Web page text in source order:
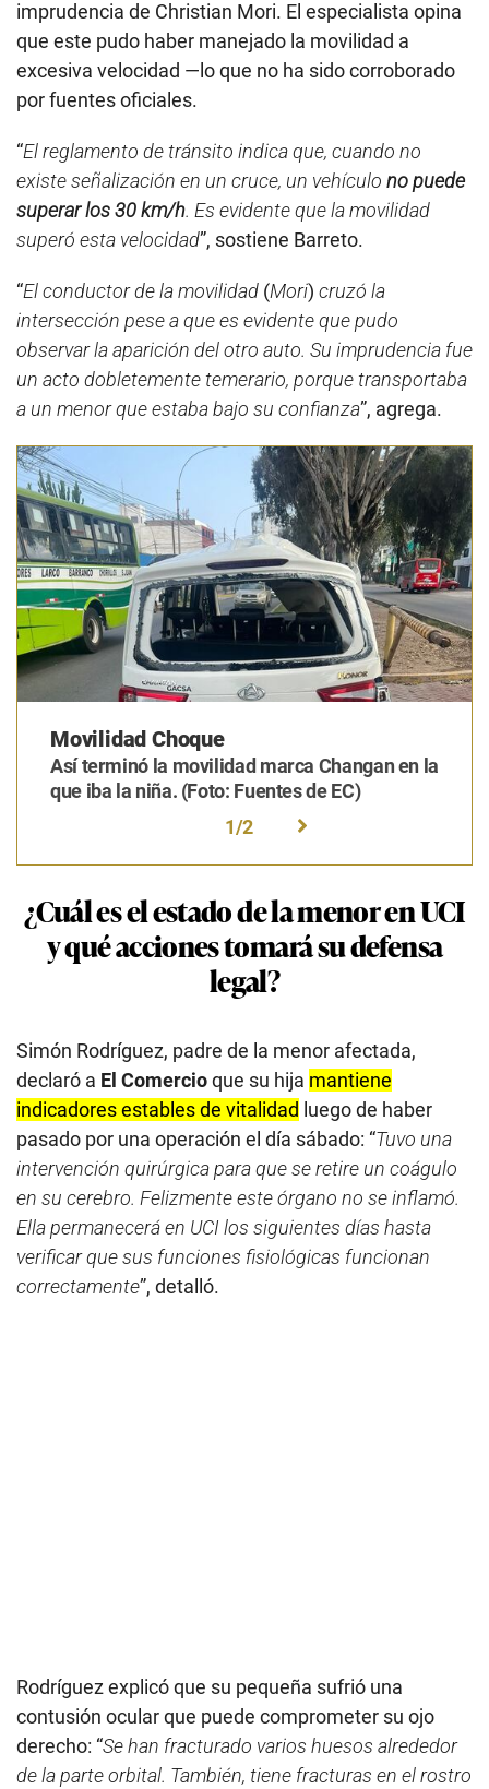
imprudencia de Christian Mori. El especialista opina
que este pudo haber manejado la movilidad a
excesiva velocidad —lo que no ha sido corroborado
por fuentes oficiales.
“El reglamento de tránsito indica que, cuando no
existe señalización en un cruce, un vehículo no puede
superar los 30 km/h. Es evidente que la movilidad
superó esta velocidad”, sostiene Barreto.
“El conductor de la movilidad (Mori) cruzó la
intersección pese a que es evidente que pudo
observar la aparición del otro auto. Su imprudencia fue
un acto dobletemente temerario, porque transportaba
a un menor que estaba bajo su confianza”, agrega.
Movilidad Choque
Así terminó la movilidad marca Changan en la
que iba la niña. (Foto: Fuentes de EC)
1/2
¿Cuál es el estado de la menor en UCI
y qué acciones tomará su defensa
legal?
Simón Rodríguez, padre de la menor afectada,
declaró a El Comercioque su hija mantiene
indicadores estables de vitalidad luego de haber
pasado por una operación el día sábado: “Tuvo una
intervención quirúrgica para que se retire un coágulo
en su cerebro. Felizmente este órgano no se inflamó.
Ella permanecerá en UCI los siguientes días hasta
verificar que sus funciones fisiológicas funcionan
correctamente”, detalló.
Rodríguez explicó que su pequeña sufrió una
contusión ocular que puede comprometer su ojo
derecho: “Se han fracturado varios huesos alrededor
de la parte orbital. También, tiene fracturas en el rostro